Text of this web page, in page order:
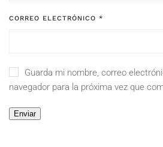
CORREO ELECTRÓNICO *
Guarda mi nombre, correo
navegador para la próxima vez que